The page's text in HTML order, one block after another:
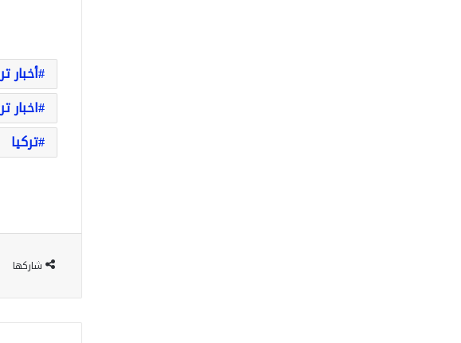
أخبار
اخبار
تركيا
شاركها